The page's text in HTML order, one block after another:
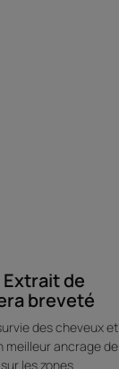
de
breveté
des cheveux et
meilleur ancrage de
les zones